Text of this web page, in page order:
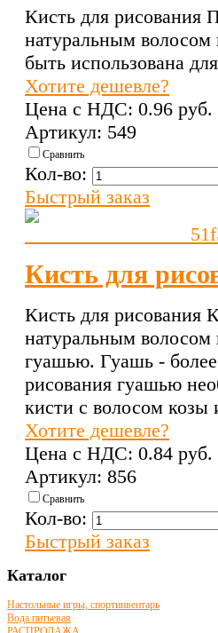
Кисть для рисования
натуральным волосом
быть использована
Хотите дешевле?
Цена с НДС: 0.96 pуб.
Артикул: 549
Сравнить
Кол-во:
Быстрый заказ
Кисть для
Кисть для рисования
натуральным волосом
гуашью. Гуашь -
рисования гуашью
кисти с волосом козы
Хотите дешевле?
Цена с НДС: 0.84 pуб.
Артикул: 856
Сравнить
Кол-во:
Быстрый заказ
Каталог
Настольные игры, спортинвентарь
Вода питьевая